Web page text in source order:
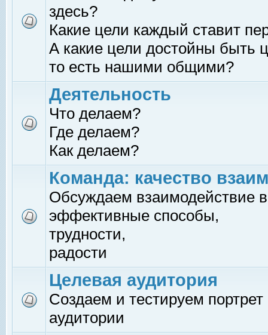
здесь?
Какие цели каждый ставит
А какие цели достойны быть
то есть нашими общими?
Деятельность
Что делаем?
Где делаем?
Как делаем?
Команда: качество
Обсуждаем взаимодействие
эффективные способы,
трудности,
радости
Целевая аудитория
Создаем и тестируем
аудитории